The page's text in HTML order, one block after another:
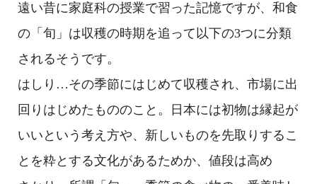
遠い昔に家庭科の授業で習った記憶ですが、和食
の「旬」は収穫の時期を追って以下の3つに分類
されるそうです。
はしり…その季節にはじめて収穫され、市場に出
回りはじめたもののこと。日本には初物は縁起が
いいという考え方や、新しいものを先取りするこ
とを粋とする文化があるためか、値段は高め